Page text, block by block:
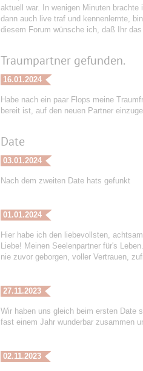
aktuell war. In wenigen Minuten
dann auch live traf und kennenlernte,
diesem Forum wünsche ich, daß Ihr
Traumpartner gefunden.
16.01.2024
Habe nach ein paar Flops meine
bereit ist, auf den neuen Partner
Date
03.01.2024
Nach dem zweiten Date hats gefunkt
01.01.2024
Hier habe ich den liebevollsten,
Liebe! Meinen Seelenpartner für's
nie zuvor geborgen, voller Vertrauen,
27.11.2023
Wir haben uns gleich beim ersten Date
fast einem Jahr wunderbar zusammen
02.11.2023